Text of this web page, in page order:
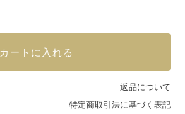
カートに入れる
返品について
特定商取引法に基づく表記